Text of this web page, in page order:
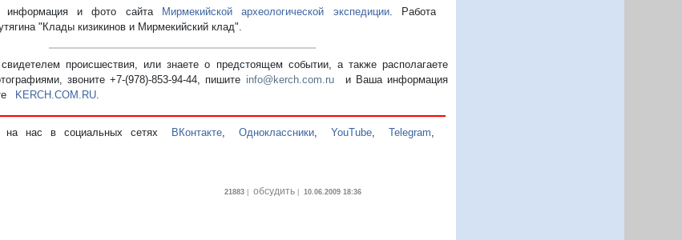
информация и фото сайта Мирмекийской археологической экспедиции. Работа
"Клады кизикинов и Мирмекийский клад".
происшествия, или знаете о предстоящем событии, а также располагаете
звоните +7-(978)-853-94-44, пишите info@kerch.com.ru и Ваша информация
KERCH.COM.RU.
на нас в социальных сетях ВКонтакте Одноклассники ,YouTube ,Telegram
21883 |обсудить |10.06.2009 18:36